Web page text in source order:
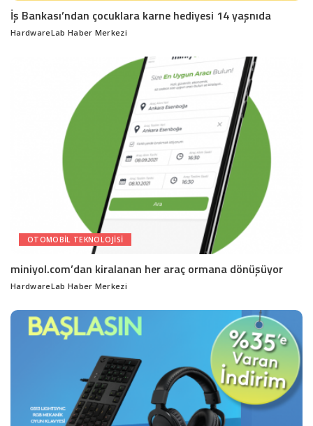
İş Bankası’ndan çocuklara karne hediyesi 14 yaşnıda
Posted
HardwareLab Haber Merkezi
OTOMOBIL TEKNOLOJISI
miniyol.com’dan kiralanan her araç ormana dönüşüyor
Posted
HardwareLab Haber Merkezi